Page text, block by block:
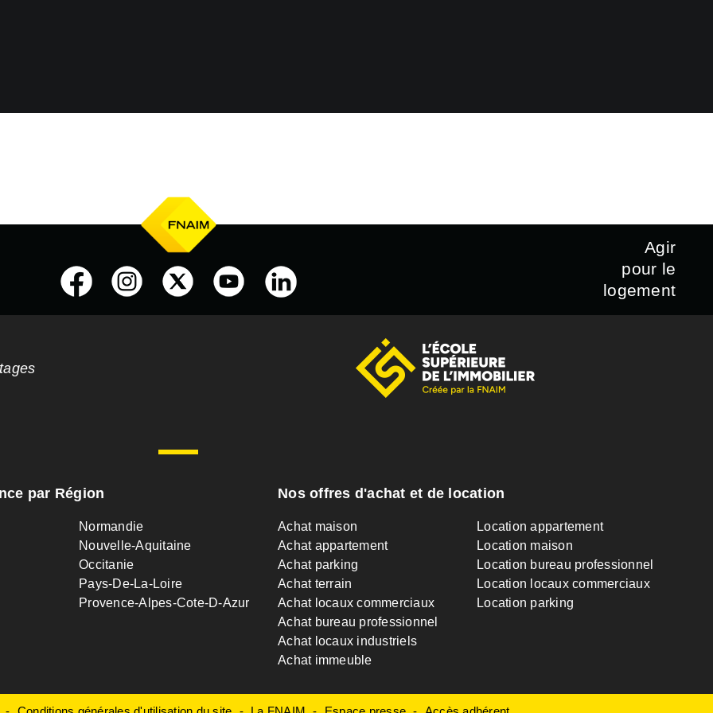
Agir
pour le
logement
par Région
Normandie
Nouvelle-Aquitaine
Occitanie
Pays-De-La-Loire
Provence-Alpes-Cote-D-Azur
Nos offres d'achat et de location
Achat maison
Achat appartement
Achat parking
Achat terrain
Achat locaux commerciaux
Achat bureau professionnel
Achat locaux industriels
Achat immeuble
Location appartement
Location maison
Location bureau professionnel
Location locaux commerciaux
Location parking